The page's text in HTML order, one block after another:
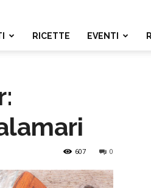
RICETTE EVENTI
0
607